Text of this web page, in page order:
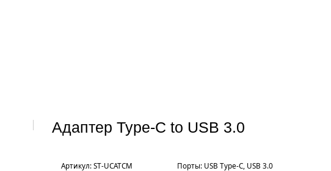
Адаптер Type-C to USB 3.0
Артикул: ST-UCATCM
Порты: USB Type-C, USB 3.0